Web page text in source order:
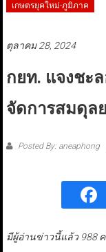
เกษตรยุคใหม่-ภูมิภาค
ตุลาคม 28, 2024
กยท. แจงชะล
จัดการสมดุล
Posted By: aneaphong
มีผู้อ่านข่าวนี้แล้ว 988 ค